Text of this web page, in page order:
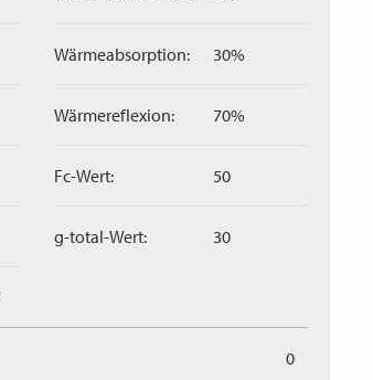
Wärmeabsorption: 30%
Wärmereflexion: 70%
Fc-Wert: 50
g-total-Wert: 30
0